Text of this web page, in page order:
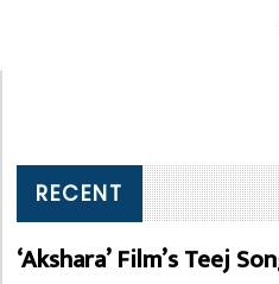
RECENT
‘Akshara’ Film’s Teej